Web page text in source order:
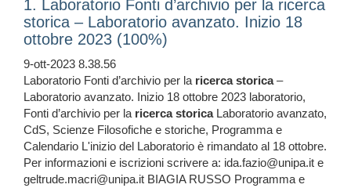
1. Laboratorio Fonti d’archivio per la ricerca
storica – Laboratorio avanzato. Inizio 18
ottobre 2023 (100%)
9-ott-2023 8.38.56
Laboratorio Fonti d’archivio per la ricerca storica–
Laboratorio avanzato. Inizio 18 ottobre 2023 laboratorio,
Fonti d’archivio per la ricerca storicaLaboratorio avanzato,
CdS, Scienze Filosofiche e storiche, Programma e
Calendario L'inizio del Laboratorio è rimandato al 18 ottobre.
Per informazioni e iscrizioni scrivere a: ida.fazio@unipa.it e
geltrude.macri@unipa.it BIAGIA RUSSO Programma e